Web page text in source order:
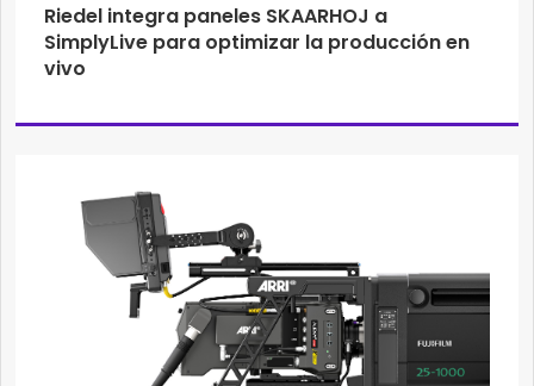
Riedel integra paneles SKAARHOJ a
SimplyLive para optimizar la producción en
vivo